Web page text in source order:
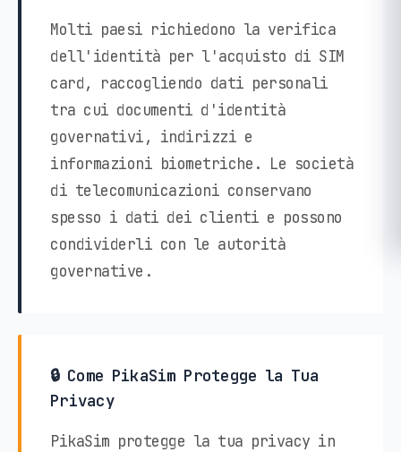
Molti paesi richiedono la verifica
dell'identità per l'acquisto di SIM
card, raccogliendo dati personali
tra cui documenti d'identità
governativi, indirizzi e
informazioni biometriche. Le società
di telecomunicazioni conservano
spesso i dati dei clienti e possono
condividerli con le autorità
governative.
🔒 Come PikaSim Protegge la Tua
Privacy
PikaSim protegge la tua privacy in